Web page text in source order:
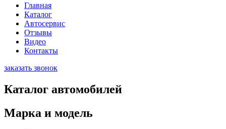
Главная
Каталог
Автосервис
Отзывы
Видео
Контакты
заказать звонок
Каталог автомобилей
Марка и модель